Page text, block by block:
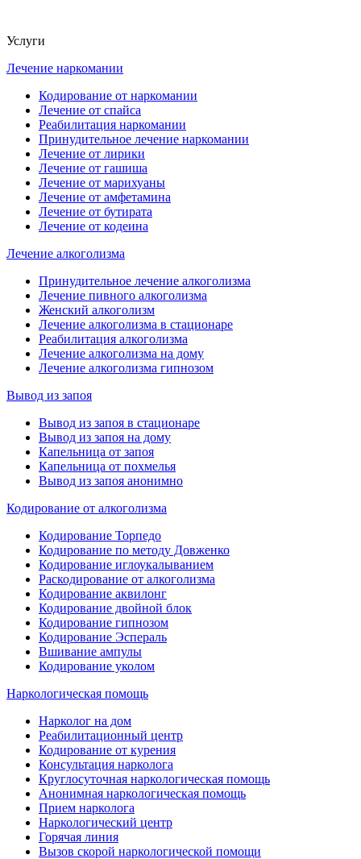
Услуги
Лечение наркомании
Кодирование от наркомании
Лечение от спайса
Реабилитация наркомании
Принудительное лечение наркомании
Лечение от лирики
Лечение от гашиша
Лечение от марихуаны
Лечение от амфетамина
Лечение от бутирата
Лечение от кодеина
Лечение алкоголизма
Принудительное лечение алкоголизма
Лечение пивного алкоголизма
Женский алкоголизм
Лечение алкоголизма в стационаре
Реабилитация алкоголизма
Лечение алкоголизма на дому
Лечение алкоголизма гипнозом
Вывод из запоя
Вывод из запоя в стационаре
Вывод из запоя на дому
Капельница от запоя
Капельница от похмелья
Вывод из запоя анонимно
Кодирование от алкоголизма
Кодирование Торпедо
Кодирование по методу Довженко
Кодирование иглоукалыванием
Раскодирование от алкоголизма
Кодирование аквилонг
Кодирование двойной блок
Кодирование гипнозом
Кодирование Эспераль
Вшивание ампулы
Кодирование уколом
Наркологическая помощь
Нарколог на дом
Реабилитационный центр
Кодирование от курения
Консультация нарколога
Круглосуточная наркологическая помощь
Анонимная наркологическая помощь
Прием нарколога
Наркологический центр
Горячая линия
Вызов скорой наркологической помощи